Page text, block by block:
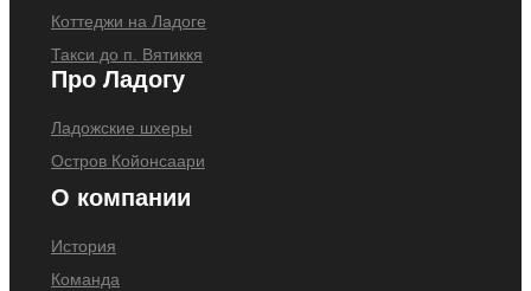
Коттеджи на Ладоге
Такси до п. Вятиккя
Про Ладогу
Ладожские шхеры
Остров Койонсаари
О компании
История
Команда